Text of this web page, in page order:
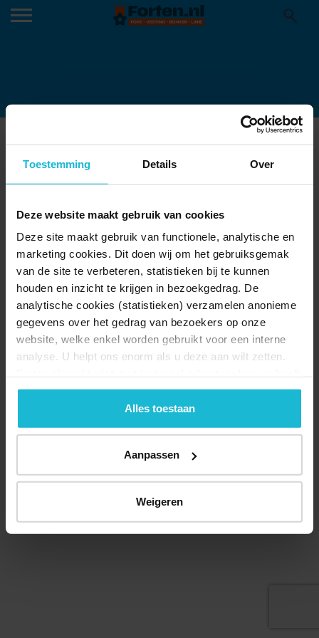
Toestemming Details Over
Deze website maakt gebruik van cookies
Deze site maakt gebruik van functionele, analytische en
marketing cookies. Dit doen wij om het gebruiksgemak
van de site te verbeteren, statistieken bij te kunnen
houden en inzicht te krijgen in bezoekgedrag. De
analytische cookies (statistieken) verzamelen anonieme
gegevens over het gedrag van bezoekers op onze
website, welke enkel worden gebruikt voor een interne
analyse. U helpt ons enorm als u deze aan wilt zetten.
geen commerciële doelstelling. U kunt deze cookies via
de knoppen accepteren, beheren of weigeren.
Alles toestaan
Aanpassen
Weigeren
MENSEN KANON VESTINGWAL
GORINCHEM MVL
© 2026 Stichting Forten Nederland